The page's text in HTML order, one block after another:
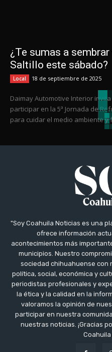
¿Te sumas a
Saltillo este sábado?
Local 18 de septiembre de 2025
Daimay Automotive Interior
participar en la 5ª Jornada de
para cuidar el medio ambiente y
"Soy Coahuila Noticias es una
ofrece información
acontecimientos más
municipios. Nuestro
sociedad chihuahuense con
política, social, económica y
periodistas profesionales y
la ética y la calidad en la
valoramos la opinión de
participar en nuestra
nuestras noticias. ¡Gracias